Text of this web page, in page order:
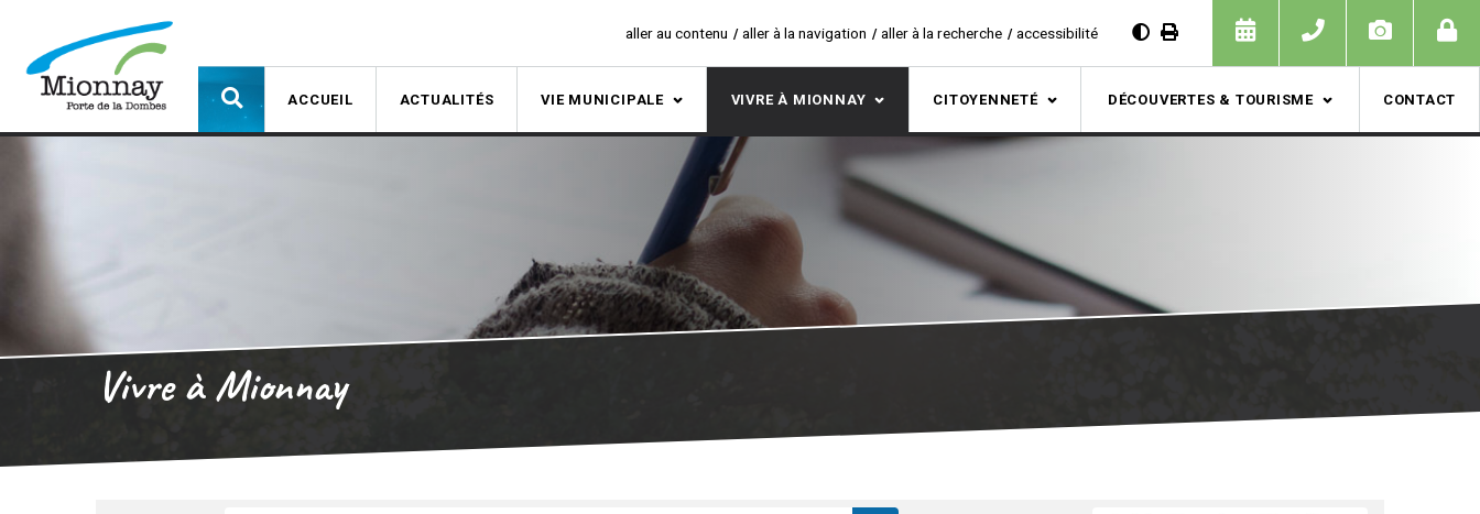
aller au contenu aller à la navigation aller à la recherche accessibilité
ACCUEIL ACTUALITÉS VIE MUNICIPALE VIVRE À MIONNAY CITOYENNETÉ DÉCOUVERTES & TOURISME CONTACT
Vivre à Mionnay